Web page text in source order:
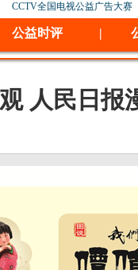
CCTV全国电视公益广告大赛
公益时评 |
人民日报